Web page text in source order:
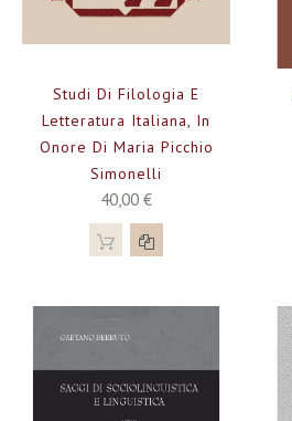
Studi Di Filologia E
Letteratura Italiana, In
Onore Di Maria Picchio
Simonelli
40,00 €